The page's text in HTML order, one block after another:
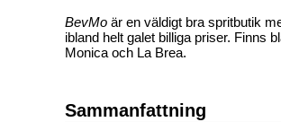
BevMo är en väldigt bra spritbutik
ibland helt galet billiga priser. Finns
Monica och La Brea.
Sammanfattning